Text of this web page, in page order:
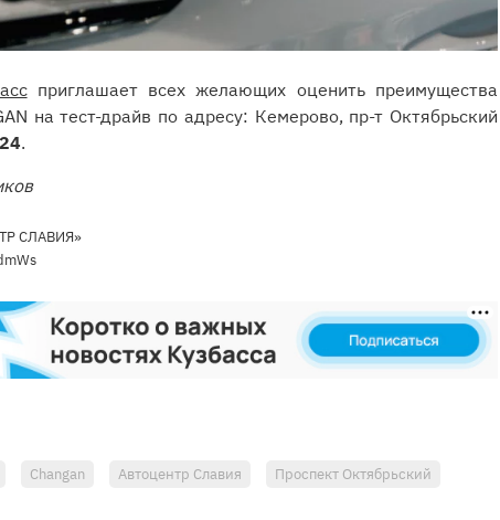
приглашает всех желающих оценить преимущества
на тест-драйв по адресу: Кемерово, пр-т Октябрьский
.
СЛАВИЯ»
Changan Автоцентр Славия Проспект Октябрьский